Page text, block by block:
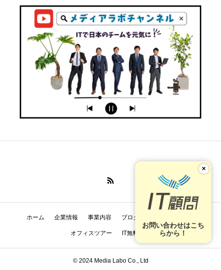
ホーム 企業情報 事業内容 ブログ
オフィスツアー IT無料相談
© 2024 Media Labo Co., Ltd
×
お問い合わせはこち
らから！